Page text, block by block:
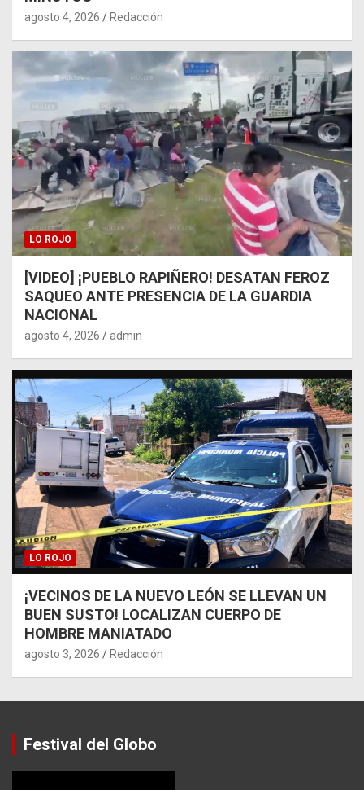
agosto 4, 2026 Redacción
LO ROJO
[VIDEO] ¡PUEBLO RAPIÑERO! DESATAN FEROZ
SAQUEO ANTE PRESENCIA DE LA GUARDIA
NACIONAL
agosto 4, 2026 admin
LO ROJO
¡VECINOS DE LA NUEVO LEÓN SE LLEVAN UN
BUEN SUSTO! LOCALIZAN CUERPO DE
HOMBRE MANIATADO
agosto 3, 2026 Redacción
Festival del Globo